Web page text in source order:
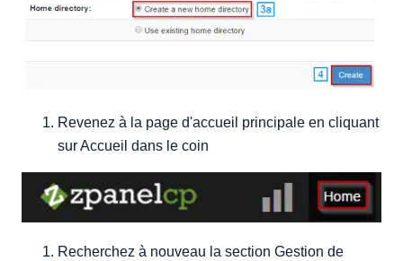
Revenez à la page d'accueil principale en cliquant
sur Accueil dans le coin
Recherchez à nouveau la section Gestion de